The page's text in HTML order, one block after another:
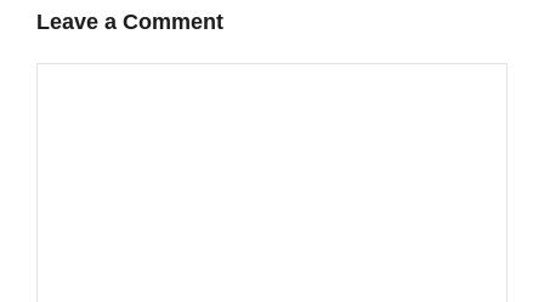
Leave a Comment